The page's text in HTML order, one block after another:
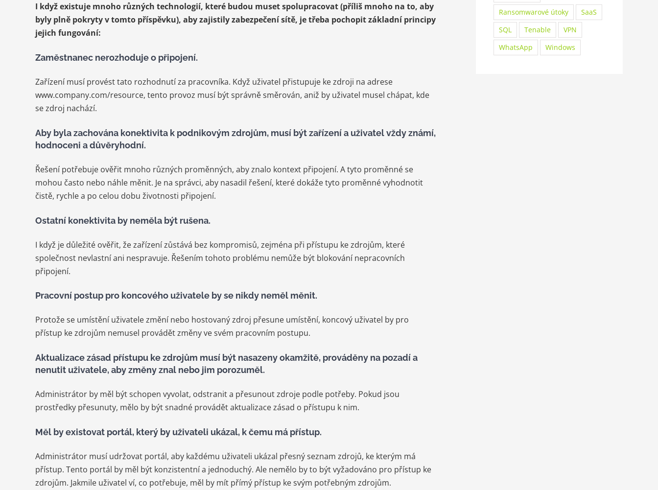
I když existuje mnoho různých technologií, které budou muset spolupracovat (příliš mnoho na to, aby
byly plně pokryty v tomto příspěvku), aby zajistily zabezpečení sítě, je třeba pochopit základní principy
jejich fungování:
Zaměstnanec nerozhoduje o připojení.
Zařízení musí provést tato rozhodnutí za pracovníka. Když uživatel přistupuje ke zdroji na adrese
www.company.com/resource, tento provoz musí být správně směrován, aniž by uživatel musel chápat, kde
se zdroj nachází.
Aby byla zachována konektivita k podnikovým zdrojům, musí být zařízení a uživatel vždy známí,
hodnoceni a důvěryhodní.
Řešení potřebuje ověřit mnoho různých proměnných, aby znalo kontext připojení. A tyto proměnné se
mohou často nebo náhle měnit. Je na správci, aby nasadil řešení, které dokáže tyto proměnné vyhodnotit
čistě, rychle a po celou dobu životnosti připojení.
Ostatní konektivita by neměla být rušena.
I když je důležité ověřit, že zařízení zůstává bez kompromisů, zejména při přístupu ke zdrojům, které
společnost nevlastní ani nespravuje. Řešením tohoto problému nemůže být blokování nepracovních
připojení.
Pracovní postup pro koncového uživatele by se nikdy neměl měnit.
Protože se umístění uživatele změní nebo hostovaný zdroj přesune umístění, koncový uživatel by pro
přístup ke zdrojům nemusel provádět změny ve svém pracovním postupu.
Aktualizace zásad přístupu ke zdrojům musí být nasazeny okamžitě, prováděny na pozadí a
nenutit uživatele, aby změny znal nebo jim porozuměl.
Administrátor by měl být schopen vyvolat, odstranit a přesunout zdroje podle potřeby. Pokud jsou
prostředky přesunuty, mělo by být snadné provádět aktualizace zásad o přístupu k nim.
Měl by existovat portál, který by uživateli ukázal, k čemu má přístup.
Administrátor musí udržovat portál, aby každému uživateli ukázal přesný seznam zdrojů, ke kterým má
přístup. Tento portál by měl být konzistentní a jednoduchý. Ale nemělo by to být vyžadováno pro přístup ke
zdrojům. Jakmile uživatel ví, co potřebuje, měl by mít přímý přístup ke svým potřebným zdrojům.
Ransomwarové útoky
SaaS
SQL
Tenable
VPN
WhatsApp
Windows